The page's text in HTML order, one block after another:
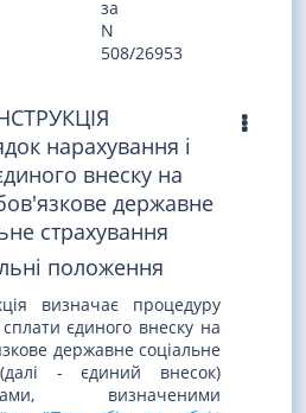
за
N
508/26953
нарахування і
внеску на
державне
страхування
положення
визначає процедуру
єдиного внеску на
державне соціальне
- єдиний внесок)
визначеними